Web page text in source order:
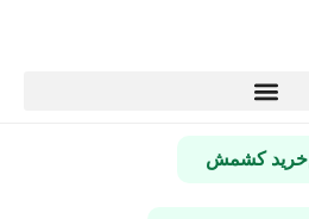
خرید کشمش